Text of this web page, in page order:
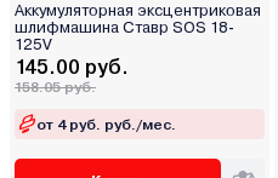
Аккумуляторная эксцентриковая
шлифмашина Ставр SOS 18-
125V
145.00 руб.
158.05 руб.
от 4 руб. руб./мес.